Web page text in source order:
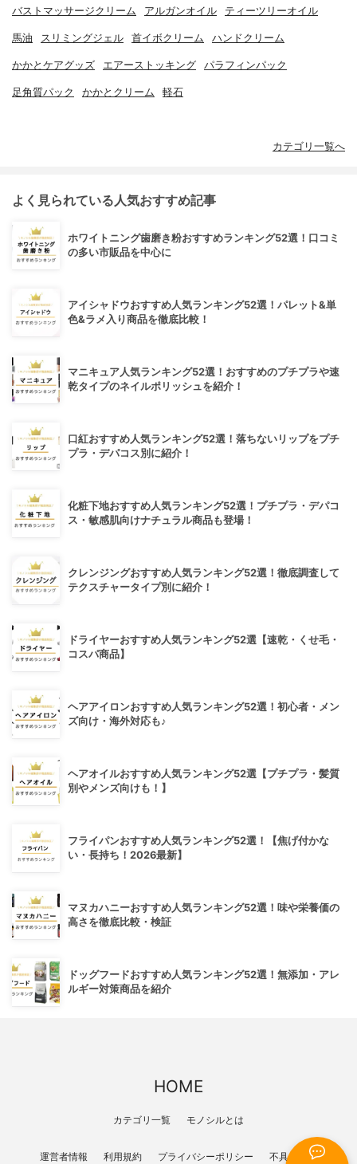
バストマッサージクリーム アルガンオイル ティーツリーオイル
馬油 スリミングジェル 首イボクリーム ハンドクリーム
かかとケアグッズ エアーストッキング パラフィンパック
足角質パック かかとクリーム 軽石
カテゴリ一覧へ
よく見られている人気おすすめ記事
ホワイトニング歯磨き粉おすすめランキング52選！口コミ
の多い市販品を中心に
アイシャドウおすすめ人気ランキング52選！パレット&単
色&ラメ入り商品を徹底比較！
マニキュア人気ランキング52選！おすすめのプチプラや速
乾タイプのネイルポリッシュを紹介！
口紅おすすめ人気ランキング52選！落ちないリップをプチ
プラ・デパコス別に紹介！
化粧下地おすすめ人気ランキング52選！プチプラ・デパコ
ス・敏感肌向けナチュラル商品も登場！
クレンジングおすすめ人気ランキング52選！徹底調査して
テクスチャータイプ別に紹介！
ドライヤーおすすめ人気ランキング52選【速乾・くせ毛・
コスパ商品】
ヘアアイロンおすすめ人気ランキング52選！初心者・メン
ズ向け・海外対応も♪
ヘアオイルおすすめ人気ランキング52選【プチプラ・髪質
別やメンズ向けも！】
フライパンおすすめ人気ランキング52選！【焦げ付かな
い・長持ち！2026最新】
マヌカハニーおすすめ人気ランキング52選！味や栄養価の
高さを徹底比較・検証
ドッグフードおすすめ人気ランキング52選！無添加・アレ
ルギー対策商品を紹介
HOME
カテゴリ一覧 モノシルとは
運営者情報 利用規約 プライバシーポリシー 不具合報告